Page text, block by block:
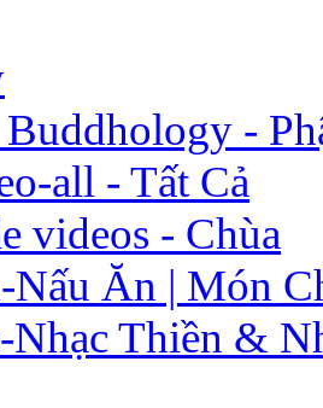
-
all - Tất Cả
videos - Chùa
Nấu Ăn | Món
Thiền &